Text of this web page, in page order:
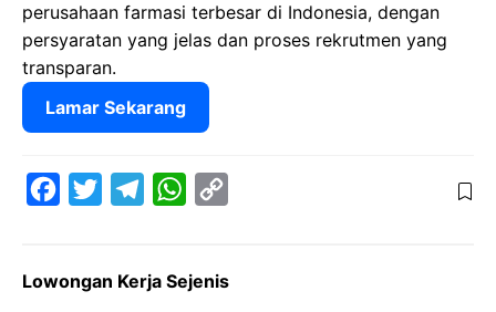
perusahaan farmasi terbesar di Indonesia, dengan
persyaratan yang jelas dan proses rekrutmen yang
transparan.
Lamar Sekarang
e
t
e
W
t
y
Lowongan Kerja Sejenis